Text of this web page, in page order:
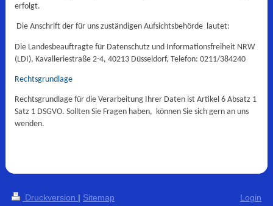
erfolgt.
Die Anschrift der für uns zuständigen Aufsichtsbehörde lautet:
Die Landesbeauftragte für Datenschutz und Informationsfreiheit NRW
(LDI), Kavalleriestraße 2-4, 40213 Düsseldorf, Telefon: 0211/384240
Rechtsgrundlage
Rechtsgrundlage für die Verarbeitung Ihrer Daten ist Artikel 6 Absatz 1
Satz 1 DSGVO. Sollten Sie Fragen haben, können Sie sich gern an uns
wenden.
Druckversion | Sitemap
Login